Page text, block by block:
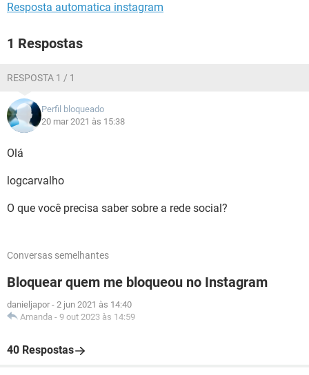
Resposta automatica instagram
1 Respostas
RESPOSTA 1 / 1
Perfil bloqueado
20 mar 2021 às 15:38
Olá
logcarvalho
O que você precisa saber sobre a rede social?
Conversas semelhantes
Bloquear quem me bloqueou no Instagram
danieljapor - 2 jun 2021 às 14:40
Amanda - 9 out 2023 às 14:59
40 Respostas